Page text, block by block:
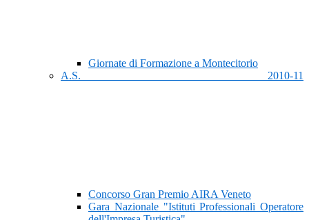
Giornate di Formazione a Montecitorio
A.S. 2010-11
Concorso Gran Premio AIRA Veneto
Gara Nazionale "Istituti Professionali Operatore